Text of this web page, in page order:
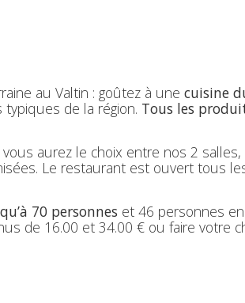
au Valtin : goûtez à une cuisine
de la région. Tous les
aurez le choix entre nos 2
Le restaurant est ouvert tous
70 personnes et 46 personnes
de 16.00 et 34.00 € ou faire votre